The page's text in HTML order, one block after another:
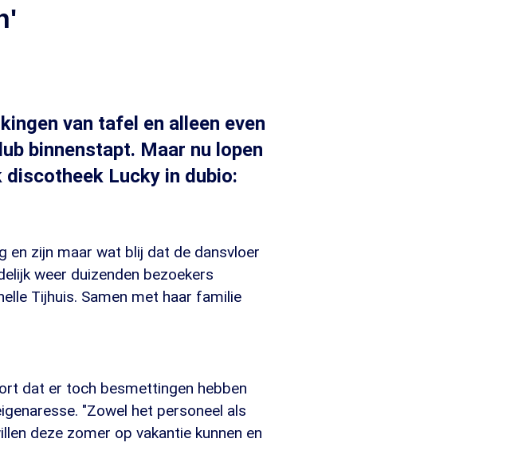
van tafel en alleen even
binnenstapt. Maar nu lopen
Lucky in dubio:
en zijn maar wat blij dat de dansvloer
weer duizenden bezoekers
Tijhuis. Samen met haar familie
dat er toch besmettingen hebben
"Zowel het personeel als
deze zomer op vakantie kunnen en